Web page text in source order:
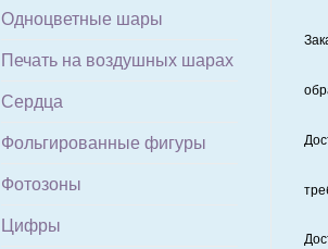
Одноцветные шары
Печать на воздушных шарах
Сердца
Фольгированные фигуры
Фотозоны
Цифры